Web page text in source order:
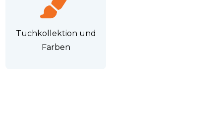
Tuchkollektion und
Farben